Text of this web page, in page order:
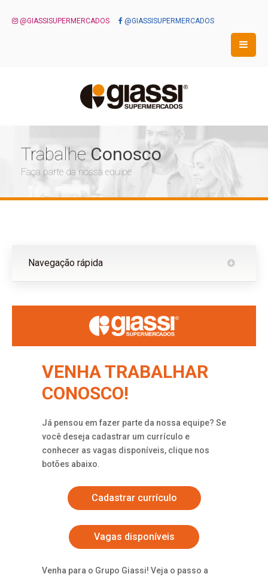
@GIASSISUPERMERCADOS @GIASSISUPERMERCADOS
Trabalhe Conosco
Faça parte da nossa equipe
Navegação rápida
VENHA TRABALHAR
CONOSCO!
Já pensou em fazer parte da nossa equipe? Se
você deseja cadastrar um currículo e
conhecer as vagas disponíveis, clique nos
botões abaixo.
Cadastrar currículo
Vagas disponíveis
Venha para o Grupo Giassi! Veja o passo a